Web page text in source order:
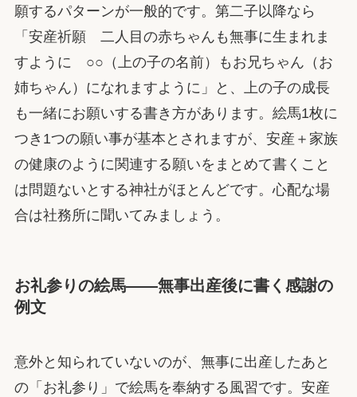
願するパターンが一般的です。第二子以降なら
「安産祈願 二人目の赤ちゃんも無事に生まれま
すように ○○（上の子の名前）もお兄ちゃん（お
姉ちゃん）になれますように」と、上の子の成長
も一緒にお願いする書き方があります。絵馬1枚に
つき1つの願い事が基本とされますが、安産＋家族
の健康のように関連する願いをまとめて書くこと
は問題ないとする神社がほとんどです。心配な場
合は社務所に聞いてみましょう。
お礼参りの絵馬——無事出産後に書く感謝の
例文
意外と知られていないのが、無事に出産したあと
の「お礼参り」で絵馬を奉納する風習です。安産